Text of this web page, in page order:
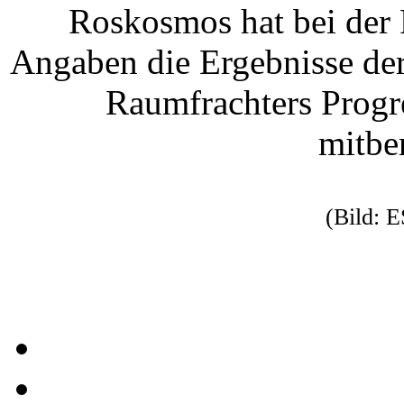
Roskosmos hat bei
Angaben die Ergebnisse
Raumfrachters
(Bild: